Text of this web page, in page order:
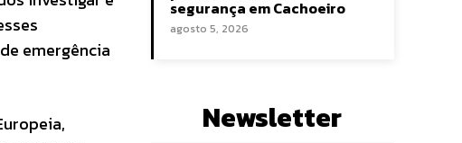
emergência
segurança em Cachoeiro
agosto 5, 2026
Newsletter